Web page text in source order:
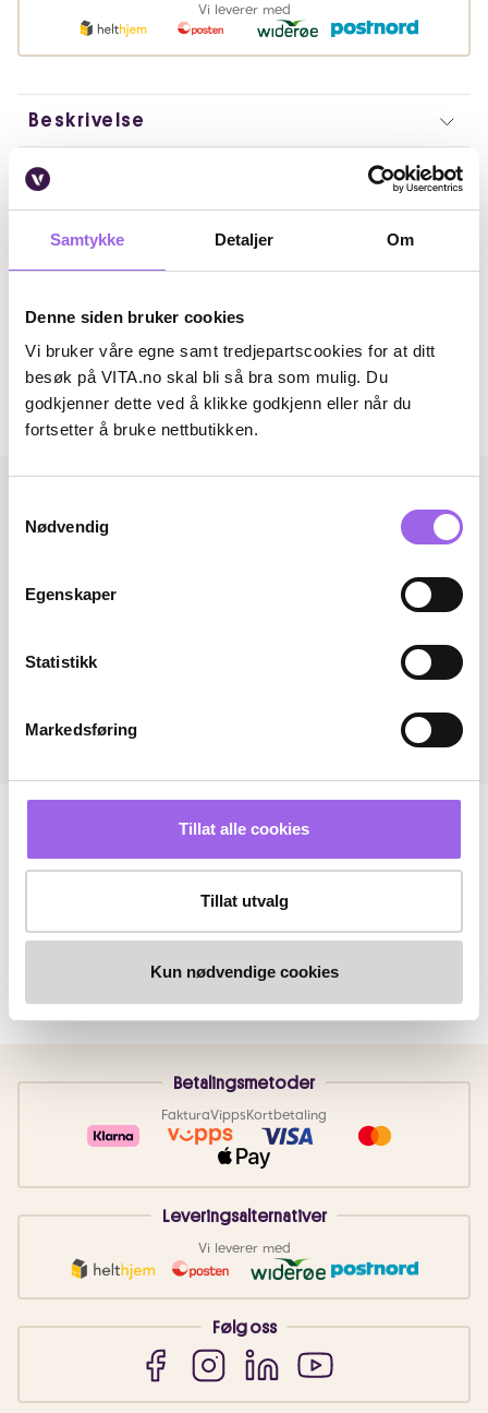
Samtykke Detaljer Om
Denne siden bruker cookies
Vi bruker våre egne samt tredjepartscookies for at ditt
besøk på VITA.no skal bli så bra som mulig. Du
godkjenner dette ved å klikke godkjenn eller når du
fortsetter å bruke nettbutikken.
Nødvendig
Egenskaper
Statistikk
Markedsføring
Tillat alle cookies
Tillat utvalg
Kun nødvendige cookies
Vi leverer med
Beskrivelse
Bruk
Ingredienser
Artikkelnummer: 240920077
Omtaler
Andre har også kjøpt..
Betalingsmetoder
FakturaVippsKortbetaling
Leveringsalternativer
Vi leverer med
Følg oss